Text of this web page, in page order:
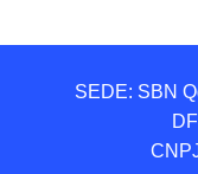
SEDE: SBN